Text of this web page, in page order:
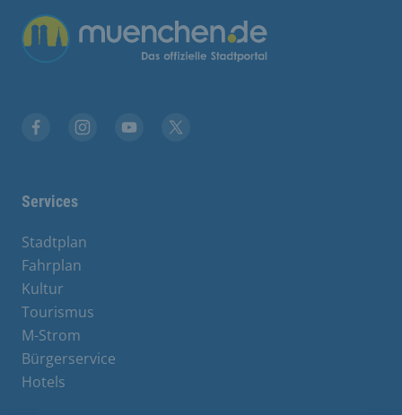
Übergreifende Links
Services
Stadtplan
Fahrplan
Kultur
Tourismus
M-Strom
Bürgerservice
Hotels